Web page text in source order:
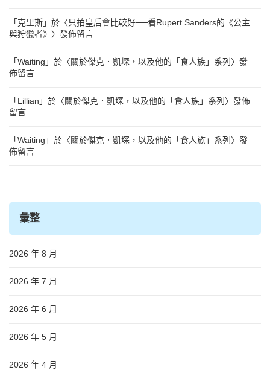
「克里斯」於〈只拍皇后會比較好──看Rupert Sanders的《公主
與狩獵者》 〉發佈留言
「Waiting 」於〈關於傑克．凱堔，以及他的「食人族」系列〉發
佈留言
「Lillian 」於〈關於傑克．凱堔，以及他的「食人族」系列〉發佈
留言
「Waiting 」於〈關於傑克．凱堔，以及他的「食人族」系列〉發
佈留言
彙整
2026 年 8 月
2026 年 7 月
2026 年 6 月
2026 年 5 月
2026 年 4 月